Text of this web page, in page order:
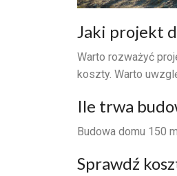
Jaki projekt
Warto rozważyć
koszty. Warto
Ile trwa
Budowa domu 150
Sprawdź